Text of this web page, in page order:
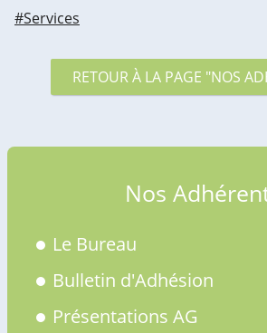
Nos
Le Bureau
Bulletin d'Adhésion
Présentations AG
#Services
RETOUR À LA PAGE "NOS